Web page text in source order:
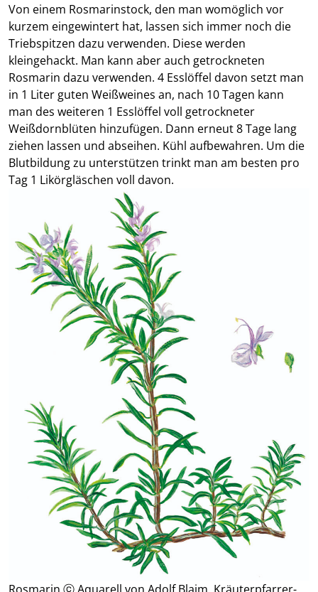
Von einem Rosmarinstock, den man womöglich vor
kurzem eingewintert hat, lassen sich immer noch die
Triebspitzen dazu verwenden. Diese werden
kleingehackt. Man kann aber auch getrockneten
Rosmarin dazu verwenden. 4 Esslöffel davon setzt man
in 1 Liter guten Weißweines an, nach 10 Tagen kann
man des weiteren 1 Esslöffel voll getrockneter
Weißdornblüten hinzufügen. Dann erneut 8 Tage lang
ziehen lassen und abseihen. Kühl aufbewahren. Um die
Blutbildung zu unterstützen trinkt man am besten pro
Tag 1 Likörgläschen voll davon.